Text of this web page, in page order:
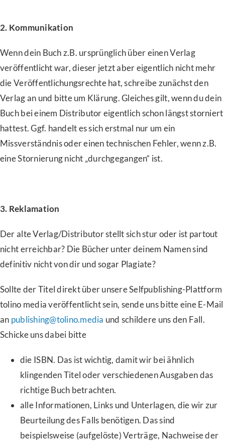
2. Kommunikation
Wenn dein Buch z.B. ursprünglich über einen Verlag
veröffentlicht war, dieser jetzt aber eigentlich nicht mehr
die Veröffentlichungsrechte hat, schreibe zunächst den
Verlag an und bitte um Klärung. Gleiches gilt, wenn du dein
Buch bei einem Distributor eigentlich schon längst storniert
hattest. Ggf. handelt es sich erstmal nur um ein
Missverständnis oder einen technischen Fehler, wenn z.B.
eine Stornierung nicht „durchgegangen“ ist.
3. Reklamation
Der alte Verlag/Distributor stellt sich stur oder ist partout
nicht erreichbar? Die Bücher unter deinem Namen sind
definitiv nicht von dir und sogar Plagiate?
Sollte der Titel direkt über unsere Selfpublishing-Plattform
tolino media veröffentlicht sein, sende uns bitte eine E-Mail
an publishing@tolino.media und schildere uns den Fall.
Schicke uns dabei bitte
die ISBN. Das ist wichtig, damit wir bei ähnlich
klingenden Titel oder verschiedenen Ausgaben das
richtige Buch betrachten.
alle Informationen, Links und Unterlagen, die wir zur
Beurteilung des Falls benötigen. Das sind
beispielsweise (aufgelöste) Verträge, Nachweise der